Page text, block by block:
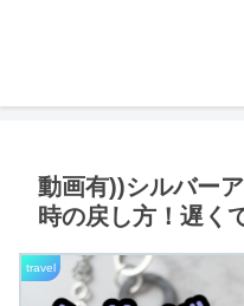
動画有))シルバー
時の戻し方！遅く
travel